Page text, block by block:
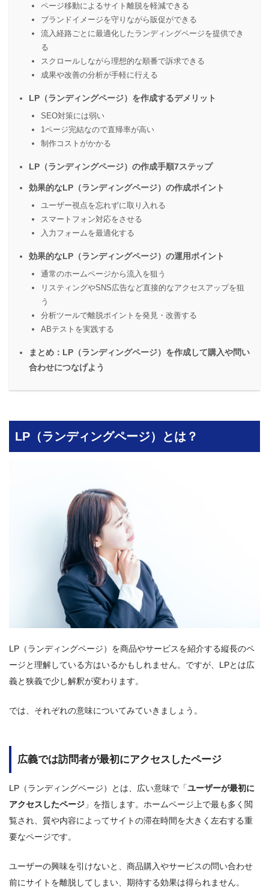
ページ移動によるサイト離脱を軽減できる
ブランドイメージを守りながら販促ができる
流入経路ごとに最適化したランディングページを提供でき
る
スクロールしながら理想的な順番で訴求できる
成果や改善の分析が手軽に行える
LP（ランディングページ）を作成するデメリット
SEO対策には弱い
1ページ完結なので直帰率が高い
制作コストがかかる
LP（ランディングページ）の作成手順7ステップ
効果的なLP（ランディングページ）の作成ポイント
ユーザー視点を忘れずに取り入れる
スマートフォン対応をさせる
入力フォームを最適化する
効果的なLP（ランディングページ）の運用ポイント
通常のホームページから流入を狙う
リスティングやSNS広告など直接的なアクセスアップを狙
う
分析ツールで離脱ポイントを発見・改善する
ABテストを実践する
まとめ：LP（ランディングページ）を作成して購入や問い
合わせにつなげよう
LP（ランディングページ）とは？
LP（ランディングページ）を商品やサービスを紹介する縦長のペ
ージと理解している方はいるかもしれません。ですが、LPとは広
義と狭義で少し解釈が変わります。
では、それぞれの意味についてみていきましょう。
広義では訪問者が最初にアクセスしたページ
LP（ランディングページ）とは、広い意味で「ユーザーが最初に
アクセスしたページ 」を指します。ホームページ上で最も多く閲
覧され、質や内容によってサイトの滞在時間を大きく左右する重
要なページです。
ユーザーの興味を引けないと、商品購入やサービスの問い合わせ
前にサイトを離脱してしまい、期待する効果は得られません。